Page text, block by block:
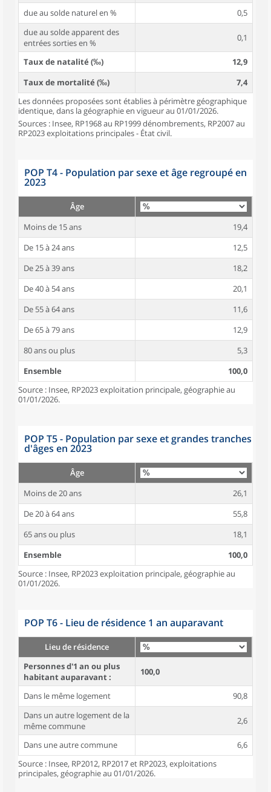
due au solde naturel en %
0,5
due au solde apparent des
entrées sorties en %
0,1
Taux de natalité (‰)
12,9
Taux de mortalité (‰)
7,4
Les données proposées sont établies à périmètre géographique
identique, dans la géographie en vigueur au 01/01/2026.
Sources : Insee, RP1968 au RP1999 dénombrements, RP2007 au
RP2023 exploitations principales - État civil.
POP T4 - Population par sexe et âge regroupé en
2023
Âge
Moins de 15 ans
19,4
De 15 à 24 ans
12,5
De 25 à 39 ans
18,2
De 40 à 54 ans
20,1
De 55 à 64 ans
11,6
De 65 à 79 ans
12,9
80 ans ou plus
5,3
Ensemble
100,0
Source : Insee, RP2023 exploitation principale, géographie au
01/01/2026.
POP T5 - Population par sexe et grandes tranches
d'âges en 2023
Âge
Moins de 20 ans
26,1
De 20 à 64 ans
55,8
65 ans ou plus
18,1
Ensemble
100,0
Source : Insee, RP2023 exploitation principale, géographie au
01/01/2026.
POP T6 - Lieu de résidence 1 an auparavant
Lieu de résidence
Personnes d'1 an ou plus
habitant auparavant :
100,0
Dans le même logement
90,8
Dans un autre logement de la
même commune
2,6
Dans une autre commune
6,6
Source : Insee, RP2012, RP2017 et RP2023, exploitations
principales, géographie au 01/01/2026.